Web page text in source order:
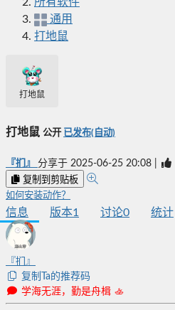
通用
打地鼠
打地鼠
打地鼠 公开 已发布(自动)
『扪』 分享于 2025-06-25 20:08
复制到剪贴板
如何安装动作？
信息 版本1 讨论0 统计
『扪』
复制Ta的推荐码
学海无涯，勤是舟楫 🚣